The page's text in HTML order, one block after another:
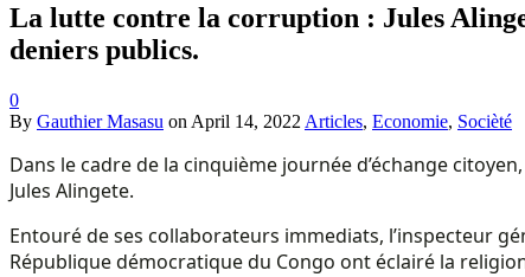
La lutte contre la corruption : Jules
deniers publics.
0
By Gauthier Masasu on April 14, 2022 Articles, Economie, Socièté
Dans le cadre de la cinquième journée d’échange
Jules Alingete.
Entouré de ses collaborateurs immediats, l’inspecteur
République démocratique du Congo ont éclairé la